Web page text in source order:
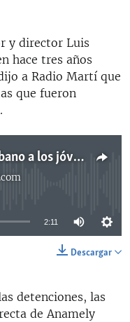
y director Luis
hace tres años
a Radio Martí que
que fueron
El homenaje de un músico cubano a los jóvenes reprimidos el 10 de octubre
available
2:11
Descargar
detenciones, las
de Anamely